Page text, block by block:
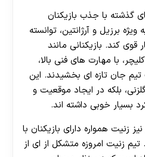
گذشته با جذب بازیکنان
ویژه برزیل و آرژانتین، توانسته
کند. بازیکنانی مانند
با مهارت های فنی بالا،
جان تازه ای بخشیدند. این
بلکه در ایجاد موقعیت و
بسیار خوبی داشته اند.
زنیت همواره دارای بازیکنان با
زنیت امروزه متشکل از ای از